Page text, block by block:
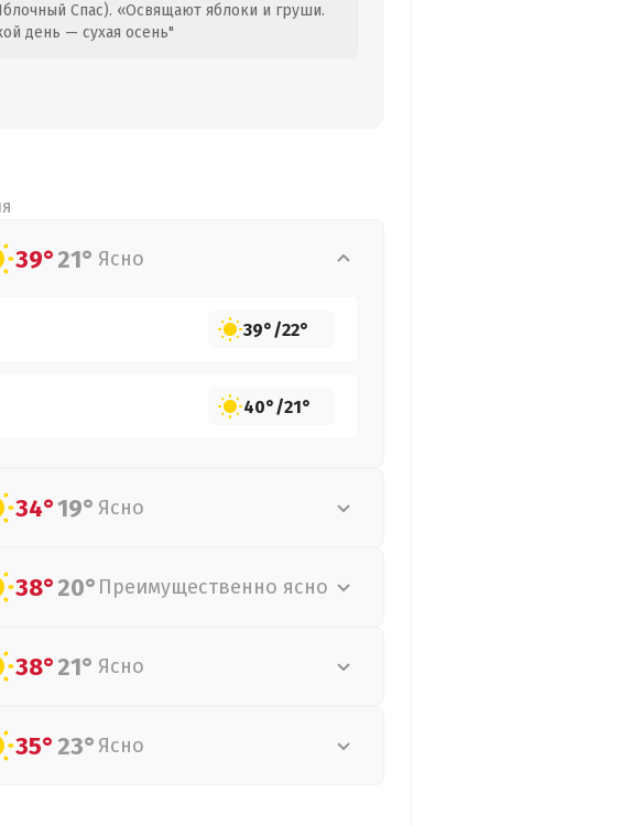
Спас). «Освящают яблоки и груши.
день — сухая осень"
39°21° Ясно
39°/22°
40°/21°
34°19° Ясно
38°20° Преимущественно ясно
38°21° Ясно
35°23° Ясно